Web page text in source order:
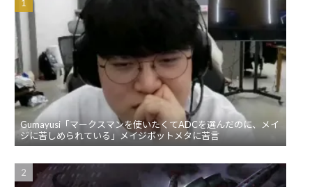
Gumayusi「マークスマンを使いたくてADCを選んだのに、メイ
ジに苦しめられている」メイジボットメタに苦言